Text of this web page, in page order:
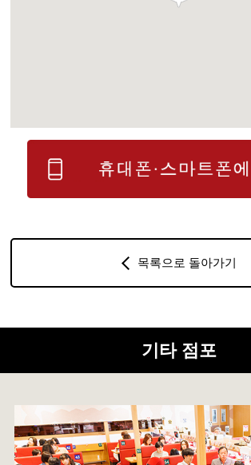
목록으로 돌아가기
기타 점포